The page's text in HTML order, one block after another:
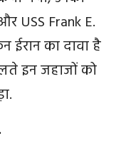
USS Frank E.
का दावा है
इन जहाजों को